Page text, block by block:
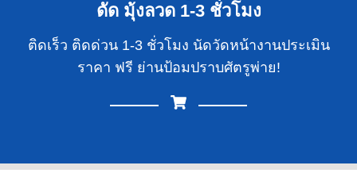
ดัด มุ้งลวด 1-3 ชั่วโมง
ติดเร็ว ติดด่วน 1-3 ชั่วโมง นัดวัดหน้างานประเมิน
ราคา ฟรี ย่านป้อมปราบศัตรูพ่าย!